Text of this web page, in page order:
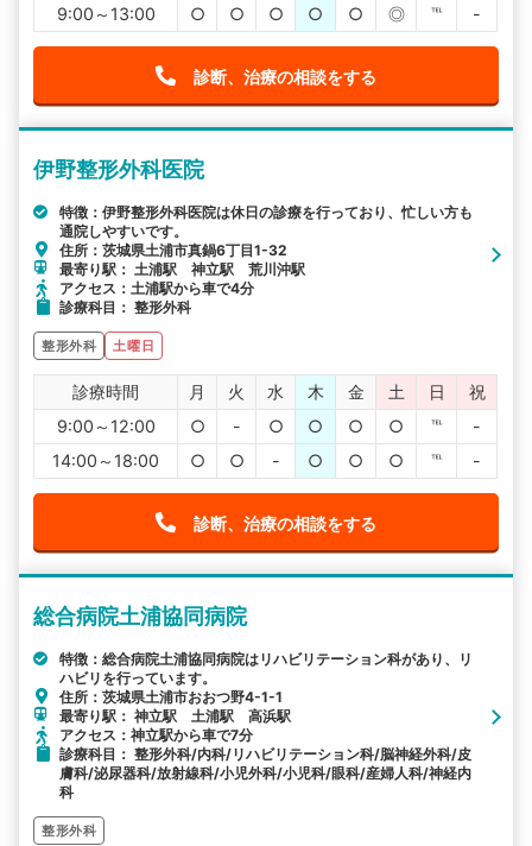
9:00～13:00
○ ○ ○ ○ ○ ◎ ℡ -
診断、治療の相談をする
伊野整形外科医院
特徴：伊野整形外科医院は休日の診療を行っており、忙しい方も
通院しやすいです。
住所：茨城県土浦市真鍋6丁目1-32
最寄り駅： 土浦駅 神立駅 荒川沖駅
アクセス：土浦駅から車で4分
診療科目： 整形外科
整形外科 土曜日
診療時間 月 火 水 木 金 土 日
祝
9:00～12:00
○ - ○ ○ ○ ○ ℡
-
14:00～18:00
○ ○ - ○ ○ ○ ℡ -
診断、治療の相談をする
総合病院土浦協同病院
特徴：総合病院土浦協同病院はリハビリテーション科があり、リ
ハビリを行っています。
住所：茨城県土浦市おおつ野4-1-1
最寄り駅： 神立駅 土浦駅 高浜駅
アクセス：神立駅から車で7分
診療科目： 整形外科/内科/リハビリテーション科/脳神経外科/皮
膚科/泌尿器科/放射線科/小児外科/小児科/眼科/産婦人科/神経内
科
整形外科